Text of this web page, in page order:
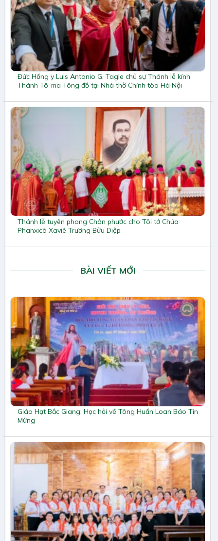
Đức Hồng y Luis Antonio G. Tagle chủ sự Thánh lễ kính
Thánh Tô-ma Tông đồ tại Nhà thờ Chính tòa Hà Nội
Thánh lễ tuyên phong Chân phước cho Tôi tớ Chúa
Phanxicô Xaviê Trương Bửu Diệp
BÀI VIẾT MỚI
Giáo Hạt Bắc Giang: Học hỏi về Tông Huấn Loan Báo Tin
Mừng